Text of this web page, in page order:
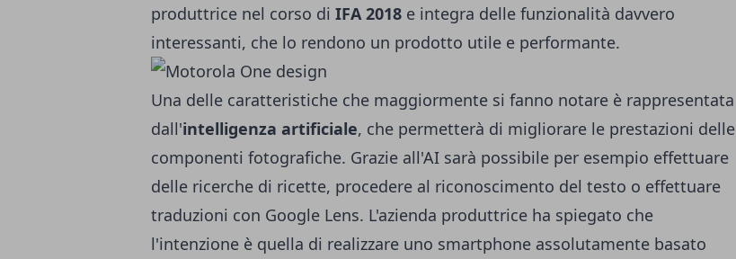
produttrice nel corso di IFA 2018 e integra delle funzionalità davvero
interessanti, che lo rendono un prodotto utile e performante.
Una delle caratteristiche che maggiormente si fanno notare è rappresentata
dall'intelligenza artificiale, che permetterà di migliorare le prestazioni delle
componenti fotografiche. Grazie all'AI sarà possibile per esempio effettuare
delle ricerche di ricette, procedere al riconoscimento del testo o effettuare
traduzioni con Google Lens. L'azienda produttrice ha spiegato che
l'intenzione è quella di realizzare uno smartphone assolutamente basato